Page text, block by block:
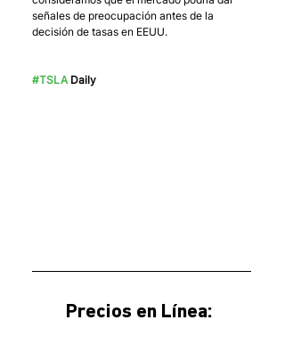
señales de preocupación antes de la
decisión de tasas en EEUU.
#TSLA Daily
Precios en Línea: